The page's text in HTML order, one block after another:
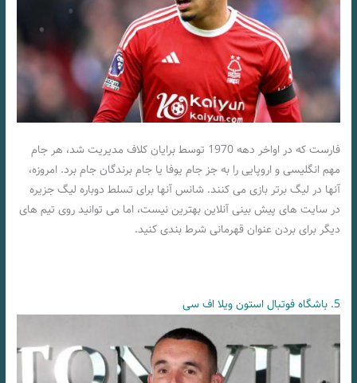
فارست که در اواخر دهه 1970 توسط برایان کلاف مدیریت شد، هر جام
مهم انگلیسی و اروپایی را به جز جام یوفا یا جام برندگان جام برد. امروزه،
آنها در لیگ برتر بازی می کنند. شانس آنها برای تسلط دوباره لیگ جزیره
در سایت های پیش بینی آنلاین بهترین نیست، اما می توانید روی تیم های
دیگر برای بردن عنوان قهرمانی شرط بندی کنید.
5. باشگاه فوتبال استون ویلا اف سی